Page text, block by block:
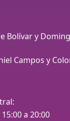
Bolívar y
Campos y
a 20:00